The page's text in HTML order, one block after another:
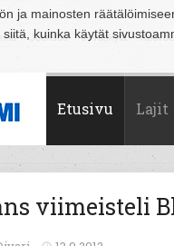
ja mainosten
kuinka käytät
Joensuu Jyväskylä
Etusivu Lajit
viimeisteli